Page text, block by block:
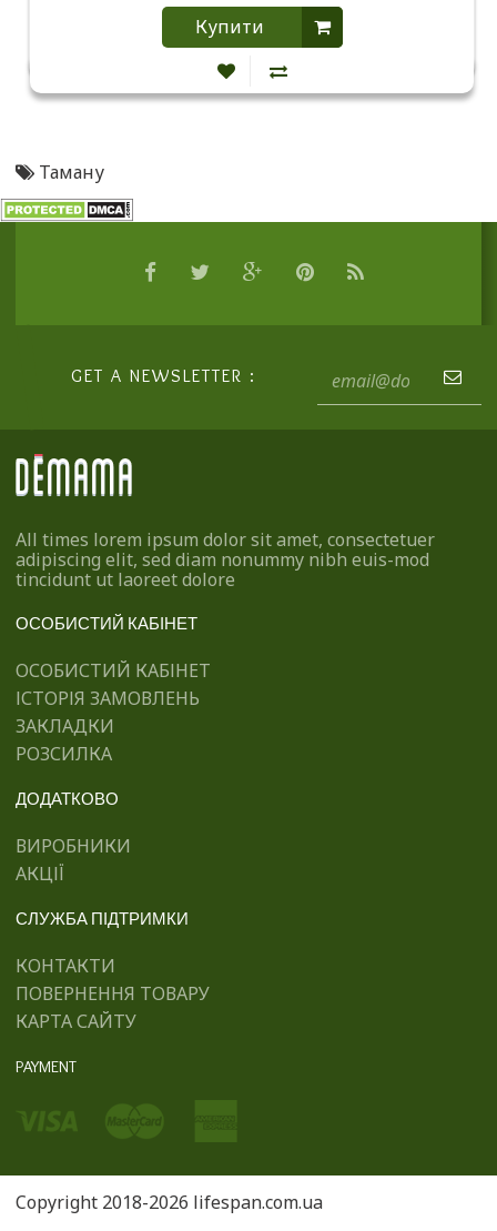
Купити
Таману
GET A NEWSLETTER :
All times lorem ipsum dolor sit amet, consectetuer
adipiscing elit, sed diam nonummy nibh euis-mod
tincidunt ut laoreet dolore
ОСОБИСТИЙ КАБІНЕТ
ОСОБИСТИЙ КАБІНЕТ
ІСТОРІЯ ЗАМОВЛЕНЬ
ЗАКЛАДКИ
РОЗСИЛКА
ДОДАТКОВО
ВИРОБНИКИ
АКЦІЇ
СЛУЖБА ПІДТРИМКИ
КОНТАКТИ
ПОВЕРНЕННЯ ТОВАРУ
КАРТА САЙТУ
PAYMENT
Copyright 2018-2026 lifespan.com.ua